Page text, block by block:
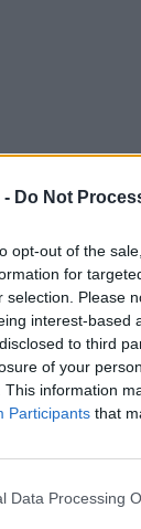
- Do Not
opt-out of the
for
selection. Please
interest-based
to third
of your
This information
Participants that
Data Processing